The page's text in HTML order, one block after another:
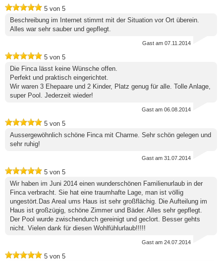
5 von 5
Beschreibung im Internet stimmt mit der Situation vor Ort überein.
Alles war sehr sauber und gepflegt.
Gast am 07.11.2014
5 von 5
Die Finca lässt keine Wünsche offen.
Perfekt und praktisch eingerichtet.
Wir waren 3 Ehepaare und 2 Kinder, Platz genug für alle. Tolle Anlage,
super Pool. Jederzeit wieder!
Gast am 06.08.2014
5 von 5
Aussergewöhnlich schöne Finca mit Charme. Sehr schön gelegen und
sehr ruhig!
Gast am 31.07.2014
5 von 5
Wir haben im Juni 2014 einen wunderschönen Familienurlaub in der
Finca verbracht. Sie hat eine traumhafte Lage, man ist völlig
ungestört.Das Areal ums Haus ist sehr großflächig. Die Aufteilung im
Haus ist großzügig, schöne Zimmer und Bäder. Alles sehr gepflegt.
Der Pool wurde zwischendurch gereinigt und geclort. Besser gehts
nicht. Vielen dank für diesen Wohlfühlurlaub!!!!!
Gast am 24.07.2014
5 von 5